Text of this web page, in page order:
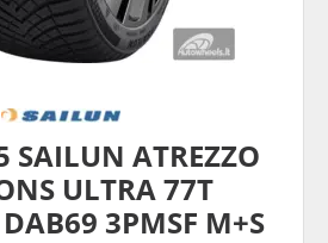
SAILUN ATREZZO
ULTRA 77T
3PMSF M+S